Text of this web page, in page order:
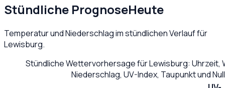
Stündliche PrognoseHeute
Temperatur und Niederschlag im stündlichen Verlauf für
Lewisburg.
Stündliche Wettervorhersage fürLewisburg: Uhrzeit,
Niederschlag, UV-Index, Taupunkt und